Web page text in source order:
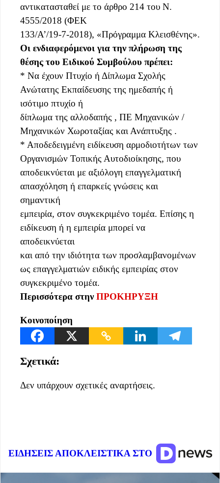
αντικατασταθεί με το άρθρο 214 του Ν.
4555/2018 (ΦΕΚ
133/Α’/19-7-2018), «Πρόγραμμα Κλεισθένης».
Οι ενδιαφερόμενοι για την πλήρωση της
θέσης του Ειδικού Συμβούλου πρέπει:
* Να έχουν Πτυχίο ή Δίπλωμα Σχολής
Ανώτατης Εκπαίδευσης της ημεδαπής ή
ισότιμο πτυχίο ή
δίπλωμα της αλλοδαπής , ΠΕ Μηχανικών /
Μηχανικών Χωροταξίας και Ανάπτυξης .
* Αποδεδειγμένη ειδίκευση αρμοδιοτήτων των
Οργανισμών Τοπικής Αυτοδιοίκησης, που
αποδεικνύεται με αξιόλογη επαγγελματική
απασχόληση ή επαρκείς γνώσεις και
σημαντική
εμπειρία, στον συγκεκριμένο τομέα. Επίσης η
ειδίκευση ή η εμπειρία μπορεί να
αποδεικνύεται
και από την ιδιότητα των προσλαμβανομένων
ως επαγγελματιών ειδικής εμπειρίας στον
συγκεκριμένο τομέα.
Περισσότερα στηνΠΡΟΚΗΡΥΞΗ
Κοινοποίηση
Σχετικά:
Δεν υπάρχουν σχετικές αναρτήσεις.
ΕΙΔΗΣΕΙΣ ΑΠΟΚΛΕΙΣΤΙΚΑ ΣΤΟ